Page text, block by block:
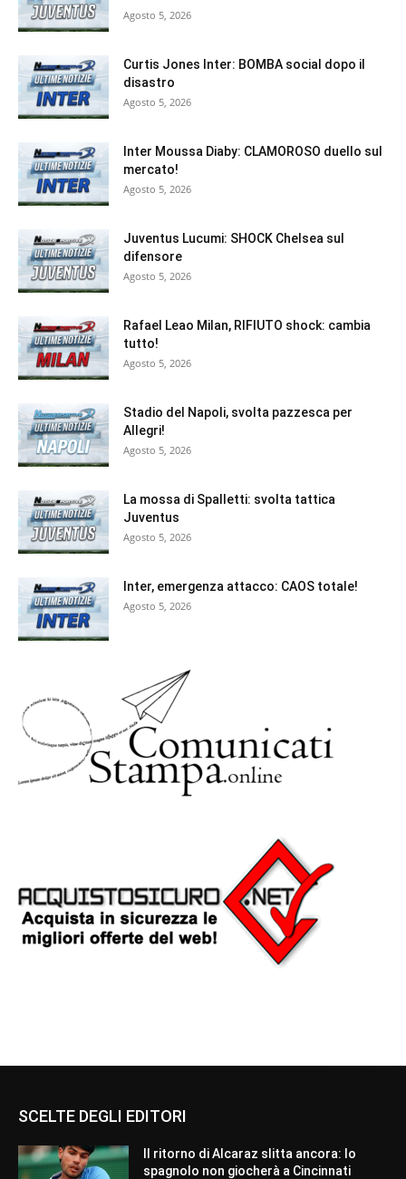
Agosto 5, 2026
Curtis Jones Inter: BOMBA social dopo il
disastro
Agosto 5, 2026
Inter Moussa Diaby: CLAMOROSO duello sul
mercato!
Agosto 5, 2026
Juventus Lucumi: SHOCK Chelsea sul
difensore
Agosto 5, 2026
Rafael Leao Milan, RIFIUTO shock: cambia
tutto!
Agosto 5, 2026
Stadio del Napoli, svolta pazzesca per
Allegri!
Agosto 5, 2026
La mossa di Spalletti: svolta tattica
Juventus
Agosto 5, 2026
Inter, emergenza attacco: CAOS totale!
Agosto 5, 2026
SCELTE DEGLI EDITORI
Il ritorno di Alcaraz slitta ancora: lo
spagnolo non giocherà a Cincinnati